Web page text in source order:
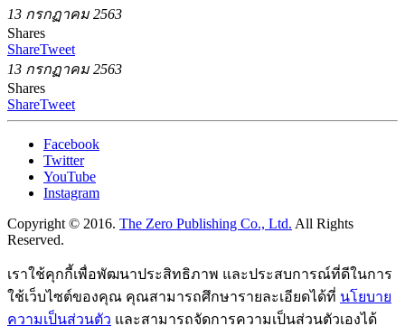
13 กรกฏาคม 2563
Shares
ShareTweet
13 กรกฏาคม 2563
Shares
ShareTweet
Facebook
Twitter
YouTube
Instagram
Copyright © 2016. The Zero Publishing Co., Ltd. All Rights
Reserved.
เราใช้คุกกี้เพื่อพัฒนาประสิทธิภาพ และประสบการณ์ที่ดีในการ
ใช้เว็บไซต์ของคุณ คุณสามารถศึกษารายละเอียดได้ที่ นโยบาย
ความเป็นส่วนตัว และสามารถจัดการความเป็นส่วนตัวเองได้